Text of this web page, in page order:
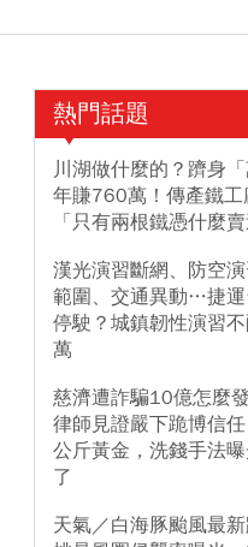
熱門話題
川湖做什麼的？躋身
年賺760萬！傳產鐵工
「只有兩根鐵憑什麼
漢光演習斷網、防空
範圍、交通異動…捷
停駛？城鎮韌性演習
萬
慈濟遭詐騙10億怎麼
律師見證嚴下跪博信
公斤黃金，洗錢手法
了
天氣／白海豚颱風最